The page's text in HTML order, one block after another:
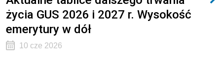
życia GUS 2026 i 2027 r. Wysokość
emerytury w dół
10 cze 2026